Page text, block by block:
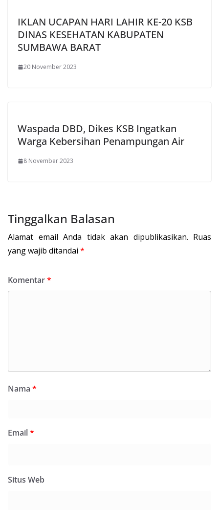
IKLAN UCAPAN HARI LAHIR KE-20 KSB
DINAS KESEHATAN KABUPATEN
SUMBAWA BARAT
20 November 2023
Waspada DBD, Dikes KSB Ingatkan
Warga Kebersihan Penampungan Air
8 November 2023
Tinggalkan Balasan
Alamat email Anda tidak akan dipublikasikan. Ruas
yang wajib ditandai *
Komentar*
Nama *
Email*
Situs Web